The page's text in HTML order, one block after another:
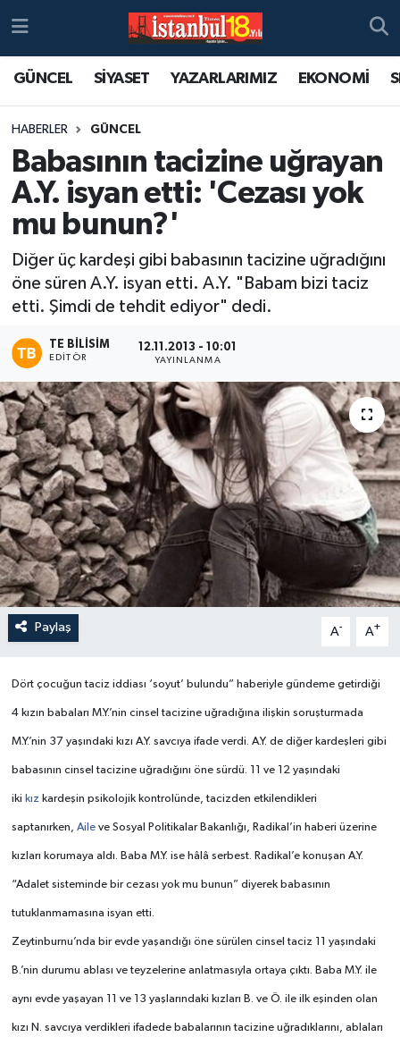
GÜNCEL SİYASET YAZARLARIMIZ EKONOMİ
HABERLER GÜNCEL
Babasının tacizine uğrayan
A.Y. isyan etti: 'Cezası yok
mu bunun?'
Diğer üç kardeşi gibi babasının tacizine uğradığını
öne süren A.Y. isyan etti. A.Y. "Babam bizi taciz
etti. Şimdi de tehdit ediyor" dedi.
TE BILISIM
EDITÖR
12.11.2013 - 10:01
YAYINLANMA
Paylaş A- A+
Dört çocuğun taciz iddiası ‘soyut’ bulundu” haberiyle gündeme getirdiği
4 kızın babaları M.Y.’nin cinsel tacizine uğradığına ilişkin soruşturmada
M.Y.’nin 37 yaşındaki kızı A.Y. savcıya ifade verdi. A.Y. de diğer kardeşleri gibi
babasının cinsel tacizine uğradığını öne sürdü. 11 ve 12 yaşındaki
iki kızkardeşin psikolojik kontrolünde, tacizden etkilendikleri
saptanırken, Aileve Sosyal Politikalar Bakanlığı, Radikal’in haberi üzerine
kızları korumaya aldı. Baba M.Y. ise hâlâ serbest. Radikal’e konuşan A.Y.
“Adalet sisteminde bir cezası yok mu bunun” diyerek babasının
tutuklanmamasına isyan etti.
Zeytinburnu’nda bir evde yaşandığı öne sürülen cinsel taciz 11 yaşındaki
B.’nin durumu ablası ve teyzelerine anlatmasıyla ortaya çıktı. Baba M.Y. ile
aynı evde yaşayan 11 ve 13 yaşlarındaki kızları B. ve Ö. ile ilk eşinden olan
kızı N. savcıya verdikleri ifadede babalarının tacizine uğradıklarını, ablaları